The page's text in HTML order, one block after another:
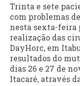
Trinta e sete
com problemas
nesta sexta-feira
realização das
DayHorc, em
resultados do
dias 26 e 27 de
Itacaré, através